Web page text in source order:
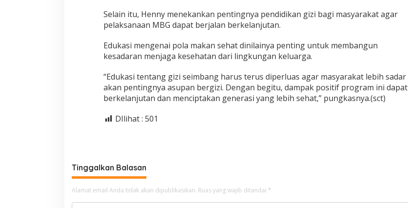
Selain itu, Henny menekankan pentingnya pendidikan gizi bagi masyarakat agar
pelaksanaan MBG dapat berjalan berkelanjutan.
Edukasi mengenai pola makan sehat dinilainya penting untuk membangun
kesadaran menjaga kesehatan dari lingkungan keluarga.
“Edukasi tentang gizi seimbang harus terus diperluas agar masyarakat lebih sadar
akan pentingnya asupan bergizi. Dengan begitu, dampak positif program ini dapat
berkelanjutan dan menciptakan generasi yang lebih sehat,” pungkasnya.(sct)
DIlihat : 501
Tinggalkan Balasan
Alamat email Anda tidak akan dipublikasikan. Ruas yang wajib ditandai *